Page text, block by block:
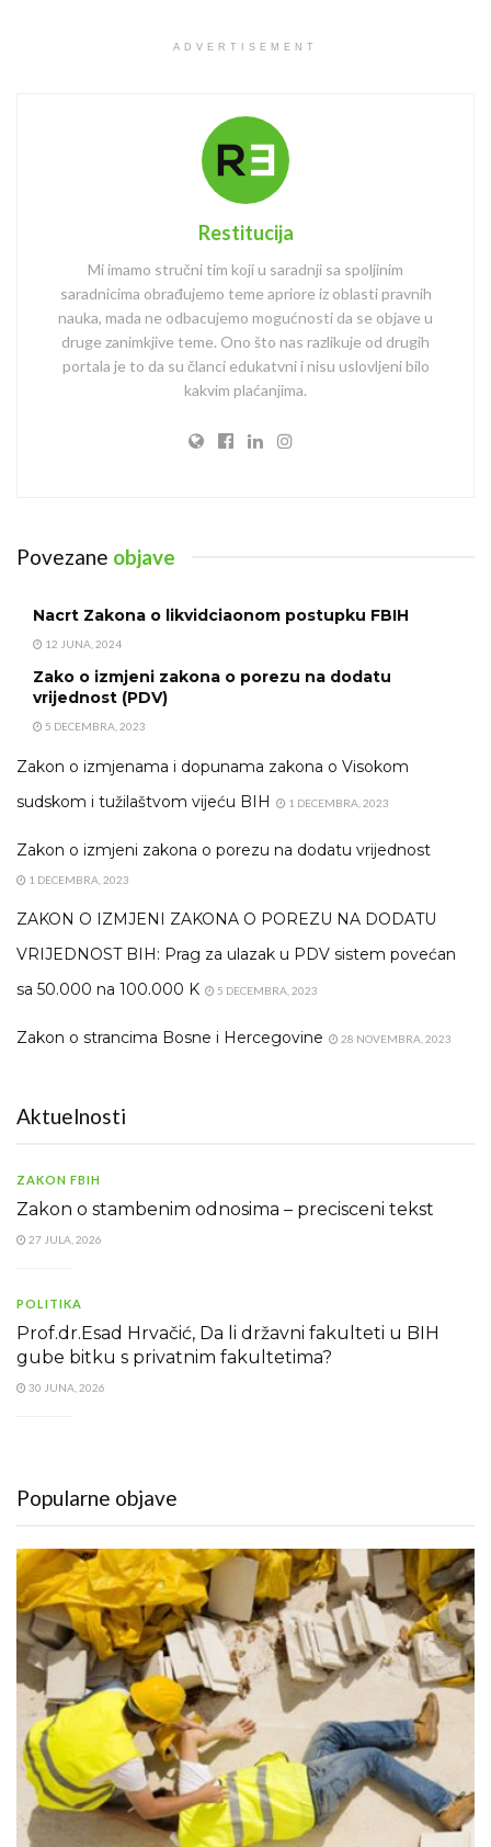
ADVERTISEMENT
Restitucija
Mi imamo stručni tim koji u saradnji sa spoljinim
saradnicima obrađujemo teme apriore iz oblasti pravnih
nauka, mada ne odbacujemo mogućnosti da se objave u
druge zanimkjive teme. Ono što nas razlikuje od drugih
portala je to da su članci edukatvni i nisu uslovljeni bilo
kakvim plaćanjima.
Povezane objave
Nacrt Zakona o likvidciaonom postupku FBIH
12 JUNA, 2024
Zako o izmjeni zakona o porezu na dodatu
vrijednost (PDV)
5 DECEMBRA, 2023
Zakon o izmjenama i dopunama zakona o Visokom
sudskom i tužilaštvom vijeću BIH
1 DECEMBRA, 2023
Zakon o izmjeni zakona o porezu na dodatu vrijednost
1 DECEMBRA, 2023
ZAKON O IZMJENI ZAKONA O POREZU NA DODATU
VRIJEDNOST BIH: Prag za ulazak u PDV sistem povećan
sa 50.000 na 100.000 K
5 DECEMBRA, 2023
Zakon o strancima Bosne i Hercegovine 28 NOVEMBRA, 2023
Aktuelnosti
ZAKON FBIH
Zakon o stambenim odnosima – precisceni tekst
27 JULA, 2026
POLITIKA
Prof.dr.Esad Hrvačić, Da li državni fakulteti u BIH
gube bitku s privatnim fakultetima?
30 JUNA, 2026
Popularne objave